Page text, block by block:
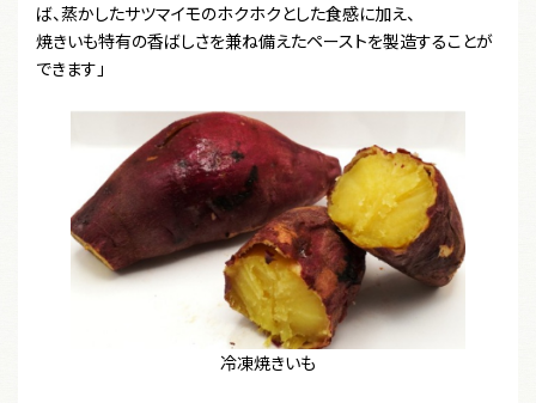
ば、蒸かしたサツマイモのホクホクとした食感に加え、
焼きいも特有の香ばしさを兼ね備えたペーストを製造することが
できます」
冷凍焼きいも